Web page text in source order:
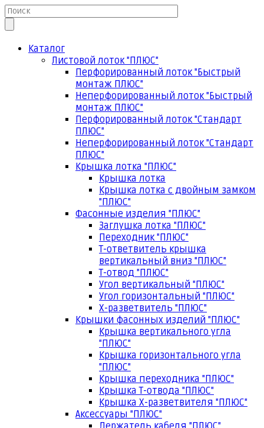
Каталог
Листовой лоток "ПЛЮС"
Перфорированный лоток "Быстрый
монтаж ПЛЮС"
Неперфорированный лоток "Быстрый
монтаж ПЛЮС"
Перфорированный лоток "Стандарт
ПЛЮС"
Неперфорированный лоток "Стандарт
ПЛЮС"
Крышка лотка "ПЛЮС"
Крышка лотка
Крышка лотка с двойным замком
"ПЛЮС"
Фасонные изделия "ПЛЮС"
Заглушка лотка "ПЛЮС"
Переходник "ПЛЮС"
Т-ответвитель крышка
вертикальный вниз "ПЛЮС"
Т-отвод "ПЛЮС"
Угол вертикальный "ПЛЮС"
Угол горизонтальный "ПЛЮС"
Х-разветвитель "ПЛЮС"
Крышки фасонных изделий "ПЛЮС"
Крышка вертикального угла
"ПЛЮС"
Крышка горизонтального угла
"ПЛЮС"
Крышка переходника "ПЛЮС"
Крышка Т-отвода "ПЛЮС"
Крышка Х-разветвителя "ПЛЮС"
Аксессуары "ПЛЮС"